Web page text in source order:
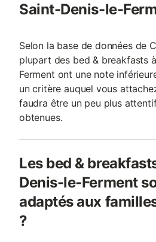
Saint-Denis-le-
Selon la base de données de
plupart des bed & breakfasts
Ferment ont une note
un critère auquel vous
faudra être un peu plus
obtenues.
Les bed &
Denis-le-Ferment
adaptés aux
?